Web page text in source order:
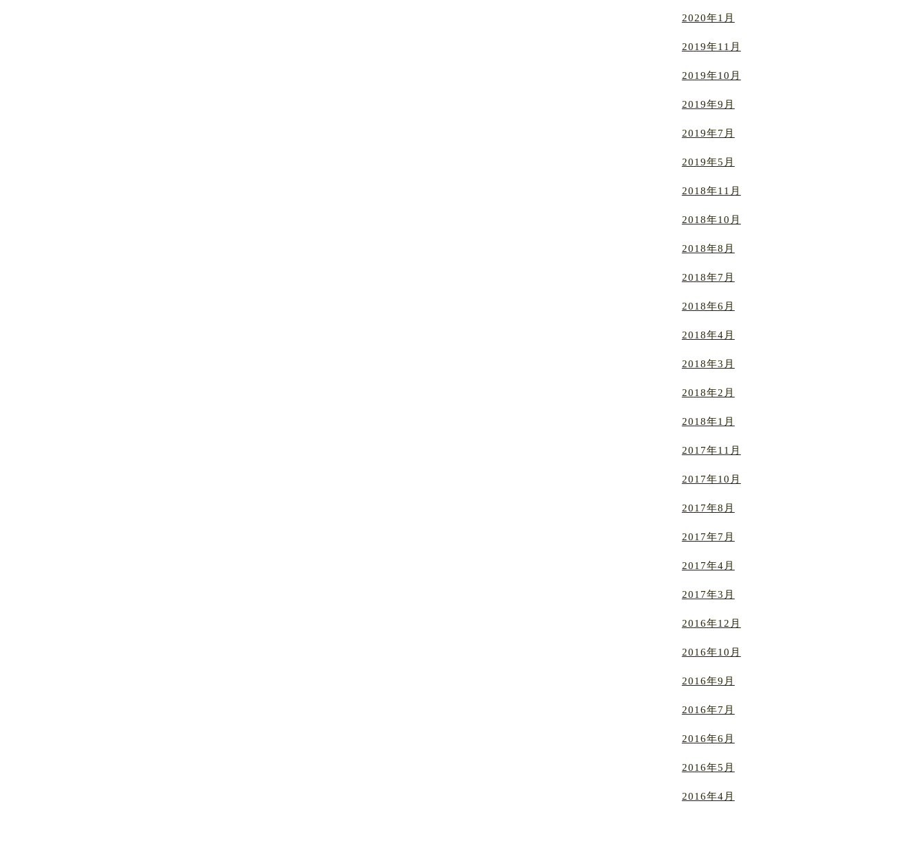
2020年1月
2019年11月
2019年10月
2019年9月
2019年7月
2019年5月
2018年11月
2018年10月
2018年8月
2018年7月
2018年6月
2018年4月
2018年3月
2018年2月
2018年1月
2017年11月
2017年10月
2017年8月
2017年7月
2017年4月
2017年3月
2016年12月
2016年10月
2016年9月
2016年7月
2016年6月
2016年5月
2016年4月